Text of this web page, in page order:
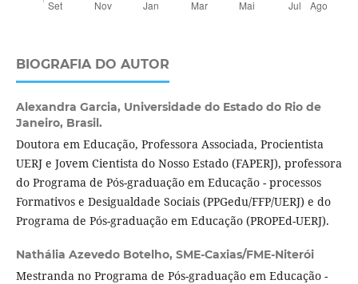
BIOGRAFIA DO AUTOR
Alexandra Garcia, Universidade do Estado do Rio de
Janeiro, Brasil.
Doutora em Educação, Professora Associada, Procientista
UERJ e Jovem Cientista do Nosso Estado (FAPERJ), professora
do Programa de Pós-graduação em Educação - processos
Formativos e Desigualdade Sociais (PPGedu/FFP/UERJ) e do
Programa de Pós-graduação em Educação (PROPEd-UERJ).
Nathália Azevedo Botelho, SME-Caxias/FME-Niterói
Mestranda no Programa de Pós-graduação em Educação -